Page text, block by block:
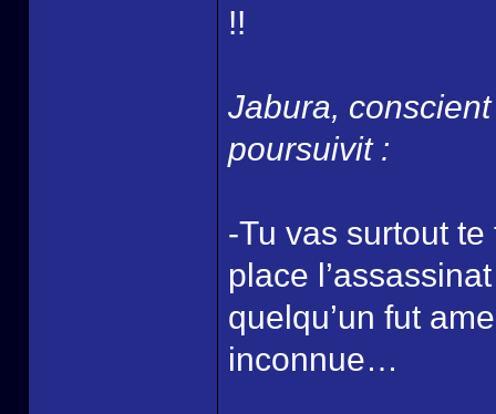
!!
Jabura,
poursuivit :
-Tu vas surtout
place
quelqu’un fut
inconnue…